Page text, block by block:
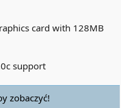
card with 128MB
support
zobaczyć!